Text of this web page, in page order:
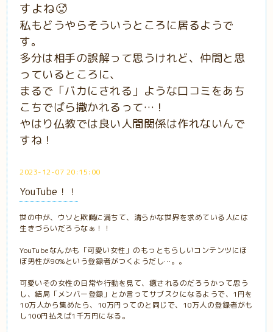
すよね🥵
私もどうやらそういうところに居るようで
す。
多分は相手の誤解って思うけれど、仲間と思
っているところに、
まるで「バカにされる」ような口コミをあち
こちでばら撒かれるって…！
やはり仏教では良い人間関係は作れないんで
すね！
2023-12-07 20:15:00
YouTube！！
世の中が、ウソと欺瞞に満ちて、清らかな世界を求めている人には
生きづらいだろうなぁ！！
YouTubeなんかも「可愛い女性」のもっともらしいコンテンツにほ
ぼ男性が90%という登録者がつくようだし…。。
可愛いその女性の日常や行動を見て、癒されるのだろうかって思う
し、結局「メンバー登録」とか言ってサブスクになるようで、1円を
10万人から集めたら、10万円ってのと同じで、10万人の登録者がも
し100円払えば1千万円になる。